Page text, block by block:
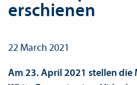
erschienen
22 March 2021
Am 23. April 2021 stellen die